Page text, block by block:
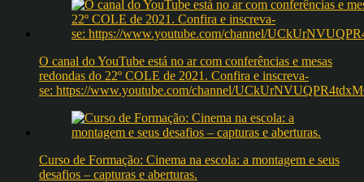
O canal do YouTube está no ar com conferências e mesas
redondas do 22º COLE de 2021. Confira e inscreva-
se: https://www.youtube.com/channel/
Curso de Formação: Cinema na escola: a montagem e seus
desafios – capturas e aberturas.